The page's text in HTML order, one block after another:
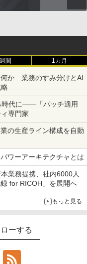
間 1カ月
何か 業務のすみ分けとAI
時代に――「パッチ適用
専門家
の生産ライン構成を自動
ワーアーキテクチャとは
業務提携、社内6000人
for RICOH」を展開へ
もっと見る
ーする